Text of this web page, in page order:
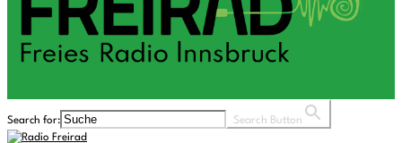
Search for: Search Button